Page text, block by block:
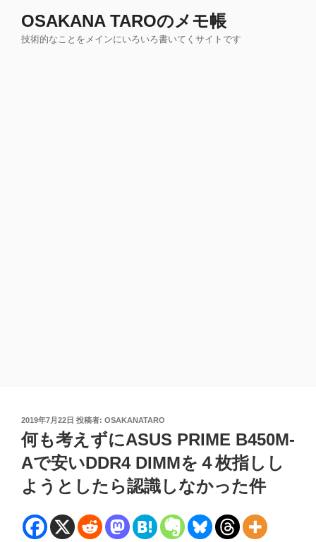
OSAKANA TAROのメモ帳
技術的なことをメインにいろいろ書いてくサイトです
投
稿
日:
2019年7月22日 投稿者: OSAKANATARO
何も考えずにASUS PRIME B450M-
Aで安いDDR4 DIMMを４枚指しし
ようとしたら認識しなかった件